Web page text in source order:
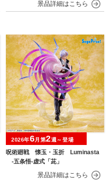
呪術廻戦 懐玉・玉折 Luminasta
‐五条悟‐虚式「茈」
2026年6月第2週～登場